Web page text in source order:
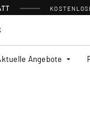
Angebote